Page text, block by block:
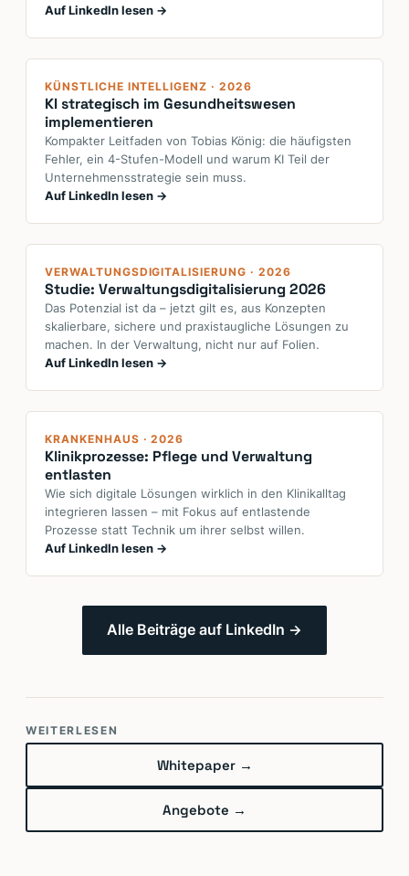
Auf LinkedIn lesen →
KI-Leitfaden
KÜNSTLICHE INTELLIGENZ · 2026
KI strategisch im Gesundheitswesen
implementieren
Kompakter Leitfaden von Tobias König: die häufigsten
Fehler, ein 4-Stufen-Modell und warum KI Teil der
Unternehmensstrategie sein muss.
Auf LinkedIn lesen →
Studie · Verwaltung 2026
VERWALTUNGSDIGITALISIERUNG · 2026
Studie: Verwaltungsdigitalisierung 2026
Das Potenzial ist da – jetzt gilt es, aus Konzepten
skalierbare, sichere und praxistaugliche Lösungen zu
machen. In der Verwaltung, nicht nur auf Folien.
Auf LinkedIn lesen →
Klinikprozesse
KRANKENHAUS · 2026
Klinikprozesse: Pflege und Verwaltung
entlasten
Wie sich digitale Lösungen wirklich in den Klinikalltag
integrieren lassen – mit Fokus auf entlastende
Prozesse statt Technik um ihrer selbst willen.
Auf LinkedIn lesen →
Alle Beiträge auf LinkedIn →
WEITERLESEN
Whitepaper →
Angebote →